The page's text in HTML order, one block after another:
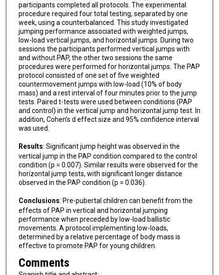
participants completed all protocols. The experimental
procedure required four total testing, separated by one
week, using a counterbalanced. This study investigated
jumping performance associated with weighted jumps,
low-load vertical jumps, and horizontal jumps. During two
sessions the participants performed vertical jumps with
and without PAP, the other two sessions the same
procedures were performed for horizontal jumps. The PAP
protocol consisted of one set of five weighted
countermovement jumps with low-load (10% of body
mass) and a rest interval of four minutes prior to the jump
tests. Paired t-tests were used between conditions (PAP
and control) in the vertical jump and horizontal jump test. In
addition, Cohen’s d effect size and 95% confidence interval
was used.
Results: Significant jump height was observed in the
vertical jump in the PAP condition compared to the control
condition (p = 0.007). Similar results were observed for the
horizontal jump tests, with significant longer distance
observed in the PAP condition (p = 0.036).
Conclusions: Pre-pubertal children can benefit from the
effects of PAP in vertical and horizontal jumping
performance when preceded by low-load ballistic
movements. A protocol implementing low-loads,
determined by a relative percentage of body mass is
effective to promote PAP for young children.
Comments